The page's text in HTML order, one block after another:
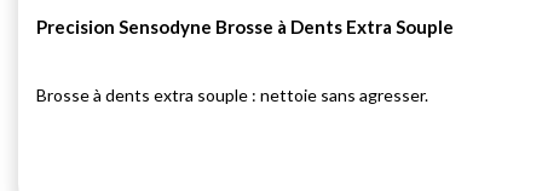
Precision Sensodyne Brosse à Dents Extra Souple
Brosse à dents extra souple : nettoie sans agresser.